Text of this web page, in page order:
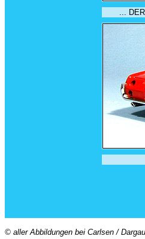
...
© aller Abbildungen bei Carlsen /